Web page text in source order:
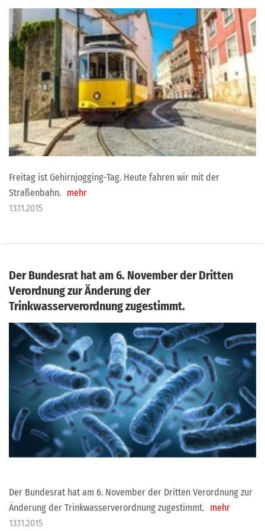
Freitag ist Gehirnjogging-Tag. Heute fahren wir mit der
Straßenbahn. mehr
13.11.2015
Der Bundesrat hat am 6. November der Dritten
Verordnung zur Änderung der
Trinkwasserverordnung zugestimmt.
Der Bundesrat hat am 6. November der Dritten Verordnung zur
Änderung der Trinkwasserverordnung zugestimmt. mehr
13.11.2015